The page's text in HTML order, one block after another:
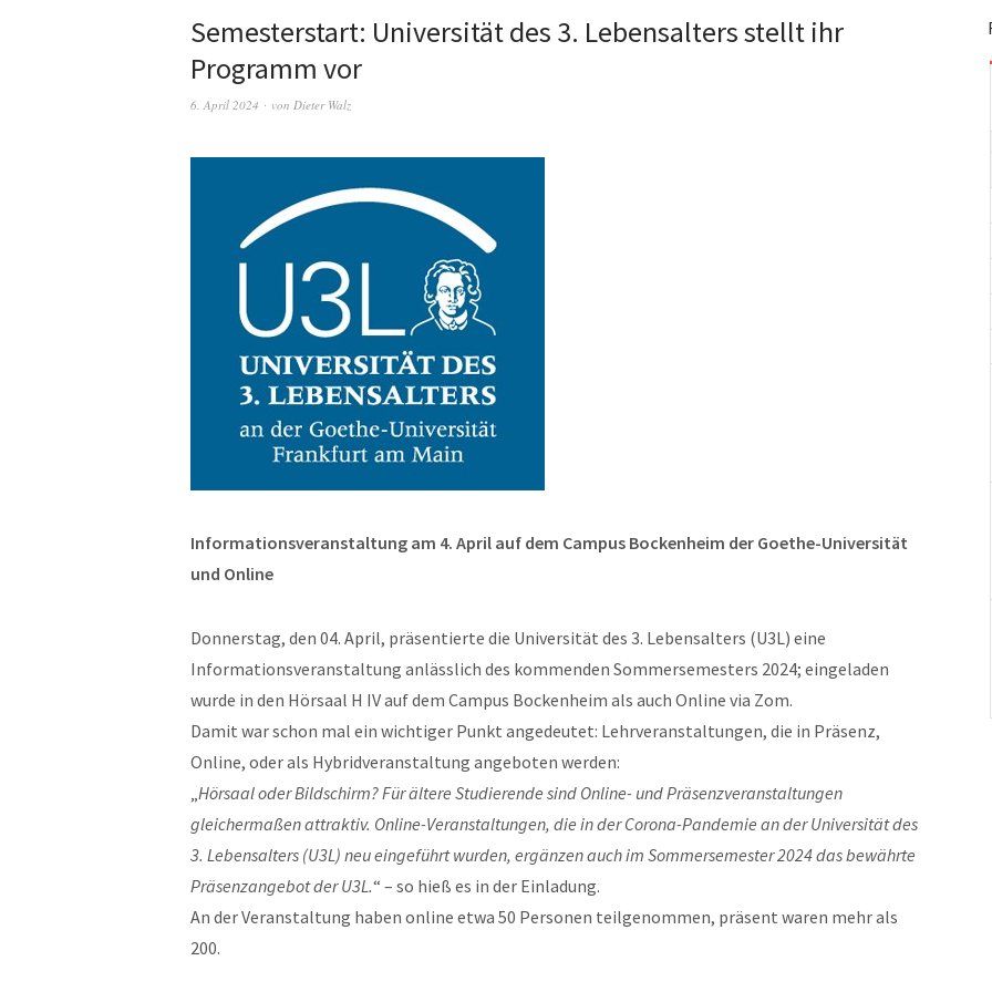
Semesterstart: Universität des 3. Lebensalters stellt ihr
Programm vor
6. April 2024 von Dieter Walz
Informationsveranstaltung am 4. April auf dem Campus Bockenheim der Goethe-Universität
und Online
Donnerstag, den 04. April, präsentierte die Universität des 3. Lebensalters (U3L) eine
Informationsveranstaltung anlässlich des kommenden Sommersemesters 2024; eingeladen
wurde in den Hörsaal H IV auf dem Campus Bockenheim als auch Online via Zom.
Damit war schon mal ein wichtiger Punkt angedeutet: Lehrveranstaltungen, die in Präsenz,
Online, oder als Hybridveranstaltung angeboten werden:
„Hörsaal oder Bildschirm? Für ältere Studierende sind Online- und Präsenzveranstaltungen
gleichermaßen attraktiv. Online-Veranstaltungen, die in der Corona-Pandemie an der Universität des
3. Lebensalters (U3L) neu eingeführt wurden, ergänzen auch im Sommersemester 2024 das bewährte
Präsenzangebot der U3L.“ – so hieß es in der Einladung.
An der Veranstaltung haben online etwa 50 Personen teilgenommen, präsent waren mehr als
200.